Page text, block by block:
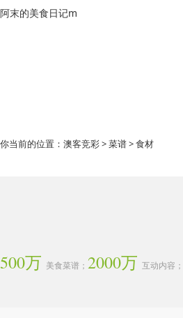
阿末的美食日记m
你当前的位置： 澳客竞彩>菜谱> 食材
500万 美食菜谱； 2000万 互动内容；